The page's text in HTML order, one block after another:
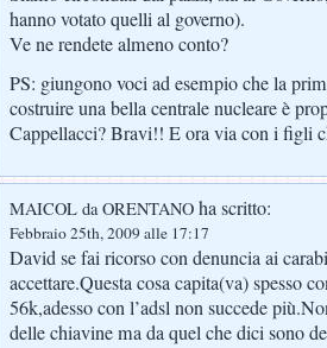
hanno votato quelli al governo).
Ve ne rendete almeno conto?
PS: giungono voci ad esempio che la
costruire una bella centrale nucleare è
Cappellacci? Bravi!! E ora via con i figli
MAICOL da ORENTANO ha scritto:
Febbraio 25th, 2009 alle 17:17
David se fai ricorso con denuncia ai
accettare.Questa cosa capita(va) spesso
56k,adesso con l’adsl non succede
delle chiavine ma da quel che dici sono